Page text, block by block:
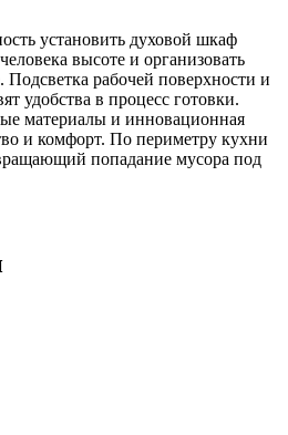
установить духовой шкаф
высоте и организовать
Подсветка рабочей поверхности и
удобства в процесс готовки.
материалы и инновационная
и комфорт. По периметру кухни
попадание мусора под